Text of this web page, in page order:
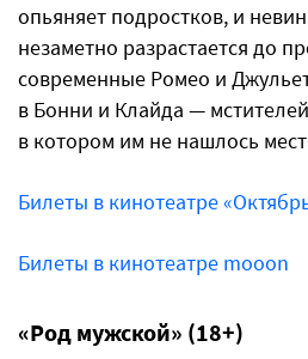
опьяняет подростков, и
незаметно разрастается до
современные Ромео и
в Бонни и Клайда —
в котором им не нашлось
Билеты в кинотеатре
Билеты в кинотеатре mooon
«Род мужской» (18+)